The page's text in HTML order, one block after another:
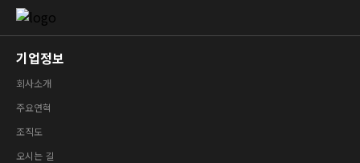
기업정보
회사소개
주요연혁
조직도
오시는 길